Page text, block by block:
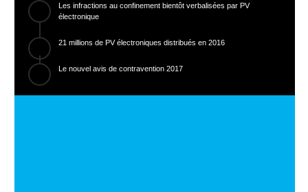
Les infractions au confinement bientôt verbalisées par PV
électronique
21 millions de PV électroniques distribués en 2016
Le nouvel avis de contravention 2017